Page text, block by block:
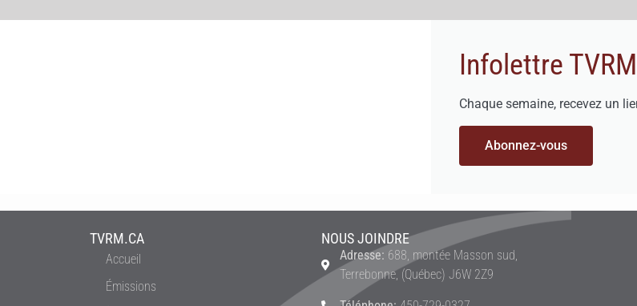
Infolettre TVRM
Chaque semaine, recevez un
Abonnez-vous
TVRM.CA
Accueil
Émissions
NOUS JOINDRE
Adresse: 688, montée Masson sud,
Terrebonne, (Québec) J6W 2Z9